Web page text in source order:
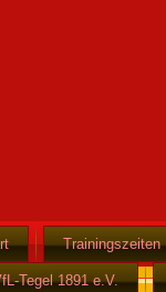
Trainingszeiten
Tegel 1891 e.V.